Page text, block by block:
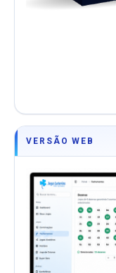
VERSÃO WEB